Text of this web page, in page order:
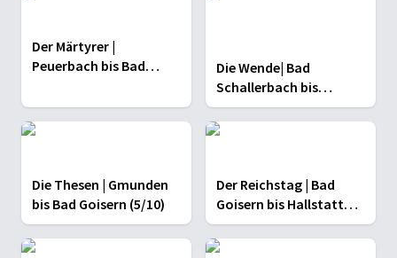
Der Märtyrer |
Peuerbach bis Bad
Die Wende| Bad
Schallerbach bis
Gmunden (4/10)
Die Thesen | Gmunden
bis Bad Goisern (5/10)
Der Reichstag | Bad
Goisern bis Hallstatt
(6/10)